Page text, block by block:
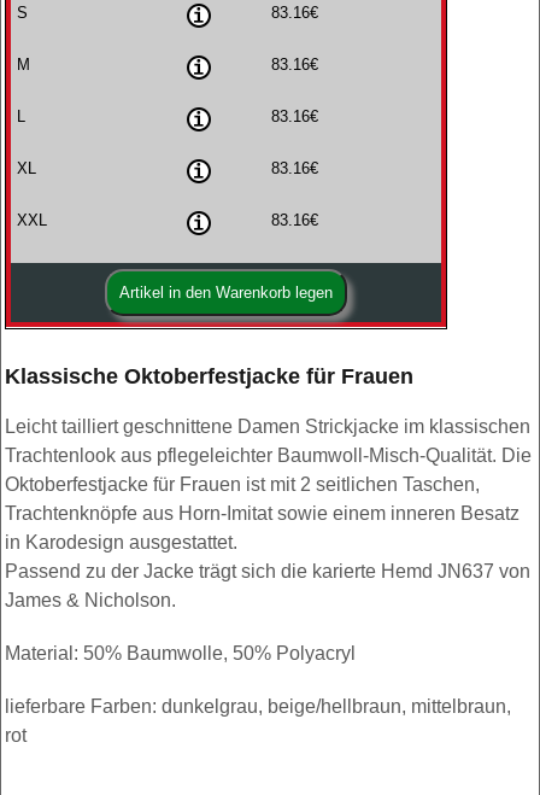
S 83.16€
M 83.16€
L 83.16€
XL 83.16€
XXL 83.16€
Klassische Oktoberfestjacke für Frauen
Leicht tailliert geschnittene Damen Strickjacke im klassischen
Trachtenlook aus pflegeleichter Baumwoll-Misch-Qualität. Die
Oktoberfestjacke für Frauen ist mit 2 seitlichen Taschen,
Trachtenknöpfe aus Horn-Imitat sowie einem inneren Besatz
in Karodesign ausgestattet.
Passend zu der Jacke trägt sich die karierte Hemd JN637 von
James & Nicholson.
Material: 50% Baumwolle, 50% Polyacryl
lieferbare Farben: dunkelgrau, beige/hellbraun, mittelbraun,
rot